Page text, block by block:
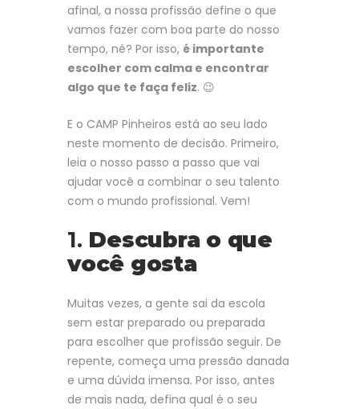
afinal, a nossa profissão define o que
vamos fazer com boa parte do nosso
tempo, né? Por isso, é importante
escolher com calma e encontrar
algo que te faça feliz. 😉
E o CAMP Pinheiros está ao seu lado
neste momento de decisão. Primeiro,
leia o nosso passo a passo que vai
ajudar você a combinar o seu talento
com o mundo profissional. Vem!
1. Descubra o que
você gosta
Muitas vezes, a gente sai da escola
sem estar preparado ou preparada
para escolher que profissão seguir. De
repente, começa uma pressão danada
e uma dúvida imensa. Por isso, antes
de mais nada, defina qual é o seu